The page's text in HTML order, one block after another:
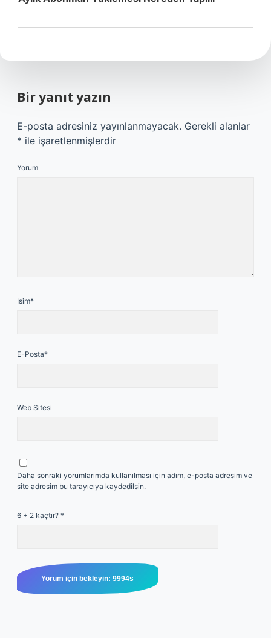
Bir yanıt yazın
E-posta adresiniz yayınlanmayacak. Gerekli alanlar
* ile işaretlenmişlerdir
Yorum
İsim*
E-Posta*
Web Sitesi
Daha sonraki yorumlarımda kullanılması için adım, e-posta adresim ve
site adresim bu tarayıcıya kaydedilsin.
6 + 2 kaçtır? *